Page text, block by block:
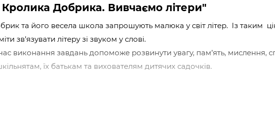
Добрика. Вивчаємо літери"
та його весела школа запрошують малюка у світ літер. Із таким
зв’язувати літеру зі звуком у слові.
виконання завдань допоможе розвинути увагу, пам’ять, мислення,
їх батькам та вихователям дитячих садочків.
дорослим, а яскраві ілюстрації, кольорові наліпки та